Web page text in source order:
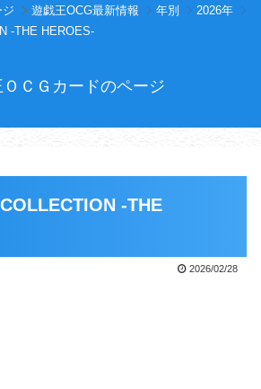
遊戯王OCG最新情報 年別
2026年
-THE HEROES-
ＣＧカードのページ
-THE
2026/02/28